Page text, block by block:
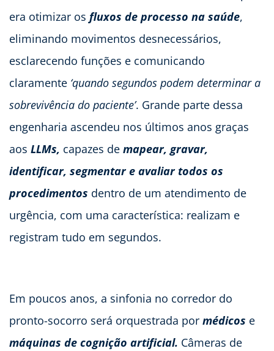
era otimizar os fluxos de processo na saúde,
eliminando movimentos desnecessários,
esclarecendo funções e comunicando
claramente ‘quando segundos podem determinar a
sobrevivência do paciente’. Grande parte dessa
engenharia ascendeu nos últimos anos graças
aos LLMs, capazes de mapear, gravar,
identificar, segmentar e avaliar todos os
procedimentos dentro de um atendimento de
urgência, com uma característica: realizam e
registram tudo em segundos.
Em poucos anos, a sinfonia no corredor do
pronto-socorro será orquestrada por médicos e
máquinas de cognição artificial. Câmeras de